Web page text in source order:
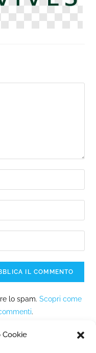
Cookie
lo spam.Scopri come
.